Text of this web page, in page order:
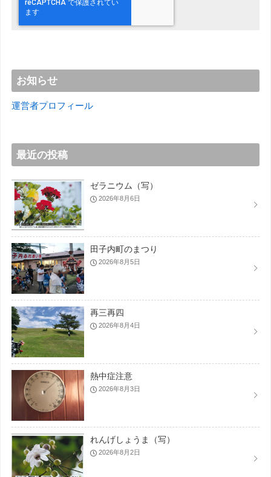
お知らせ
運営者プロフィール
最近の投稿
ゼラニウム（写）
2026年8月6日
田子内町のまつり
2026年8月5日
再三再四
2026年8月4日
熱中症注意
2026年8月3日
れんげしょうま（写）
2026年8月2日